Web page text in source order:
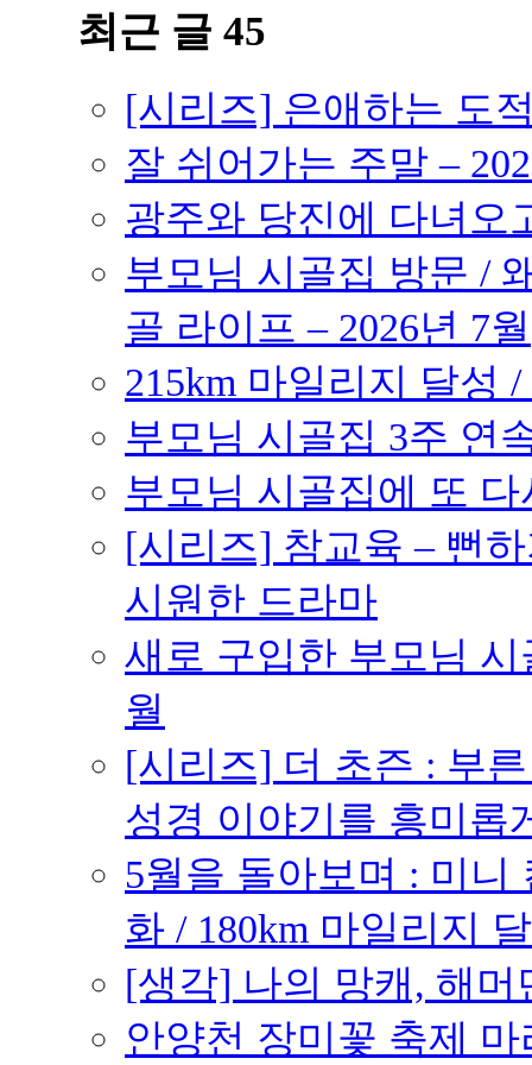
최근 글 45
[시리즈] 은애하는 도
잘 쉬어가는 주말 –
광주와 당진에 다녀오
부모님 시골집 방문 /
골 라이프 – 2026년 7월
215km 마일리지 달성
부모님 시골집 3주 연
부모님 시골집에 또
[시리즈] 참교육 – 뻔
시원한 드라마
새로 구입한 부모님 시
월
[시리즈] 더 초즌 : 부른
성경 이야기를 흥미롭
5월을 돌아보며 : 미니
화 / 180km 마일리지
[생각] 나의 망캐, 해머
안양천 장미꽃 축제